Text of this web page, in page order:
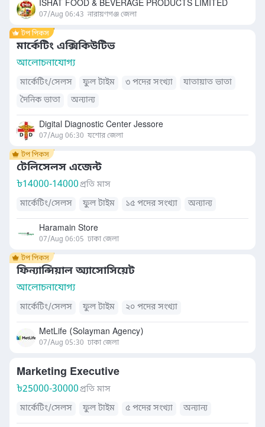
ISHAT FOOD & BEVERAGE PRODUCTS LIMITED
07/Aug 06:43 নারায়ণগঞ্জ জেলা
মার্কেটিং এক্সিকিউটিভ
আলোচনাযোগ্য
মার্কেটিং/সেলস ফুল টাইম ৩ পদের সংখ্যা
যাতায়াত ভাতা
দৈনিক ভাতা
অন্যান্য
Digital Diagnostic Center Jessore
07/Aug 06:30 যশোর জেলা
টেলিসেলস এজেন্ট
৳14000-14000প্রতি মাস
মার্কেটিং/সেলস
ফুল টাইম ১৫ পদের সংখ্যা অন্যান্য
Haramain Store
07/Aug 06:05 ঢাকা জেলা
ফিন্যান্সিয়াল অ্যাসোসিয়েট
আলোচনাযোগ্য
মার্কেটিং/সেলস ফুল টাইম ২০ পদের সংখ্যা
MetLife (Solayman Agency)
07/Aug 05:30 ঢাকা জেলা
Marketing Executive
৳25000-30000প্রতি মাস
মার্কেটিং/সেলস
ফুল টাইম ৫ পদের সংখ্যা অন্যান্য